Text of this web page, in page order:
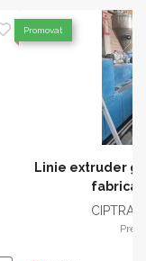
Linie extruder
fabricat
Pret
Promovat